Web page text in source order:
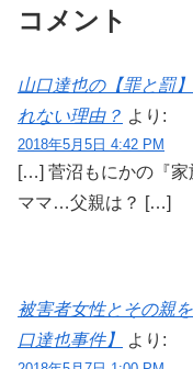
コメント
山口達也の【罪と罰
れない理由？ より:
2018年5月5日 4:42 PM
[…] 菅沼もにかの『家
ママ…父親は？ […]
被害者女性とその親
口達也事件】
より: